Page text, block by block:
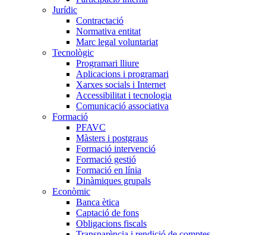
Jurídic
Contractació
Normativa entitat
Marc legal voluntariat
Tecnològic
Programari lliure
Aplicacions i programari
Xarxes socials i Internet
Accessibilitat i tecnologia
Comunicació associativa
Formació
PFAVC
Màsters i postgraus
Formació intervenció
Formació gestió
Formació en línia
Dinàmiques grupals
Econòmic
Banca ètica
Captació de fons
Obligacions fiscals